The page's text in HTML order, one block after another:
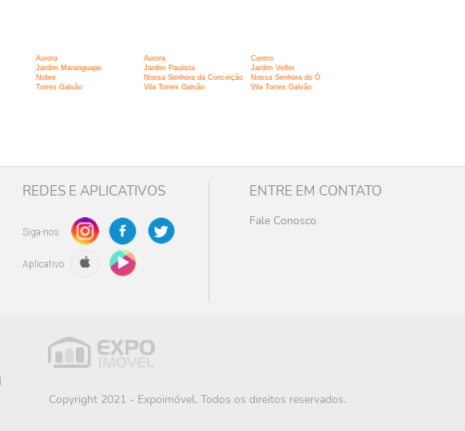
Aurora Aurora
Centro
Jardim Maranguape Jardim Paulista
Jardim Velho
Nobre Nossa Senhora da Conceição
Nossa Senhora do Ó
Torres Galvão Vila Torres Galvão Vila Torres Galvão
REDES E APLICATIVOS
Siga-nos
Aplicativo
ENTRE EM CONTATO
Fale Conosco
Copyright 2021 - Expoimóvel. Todos os direitos reservados.